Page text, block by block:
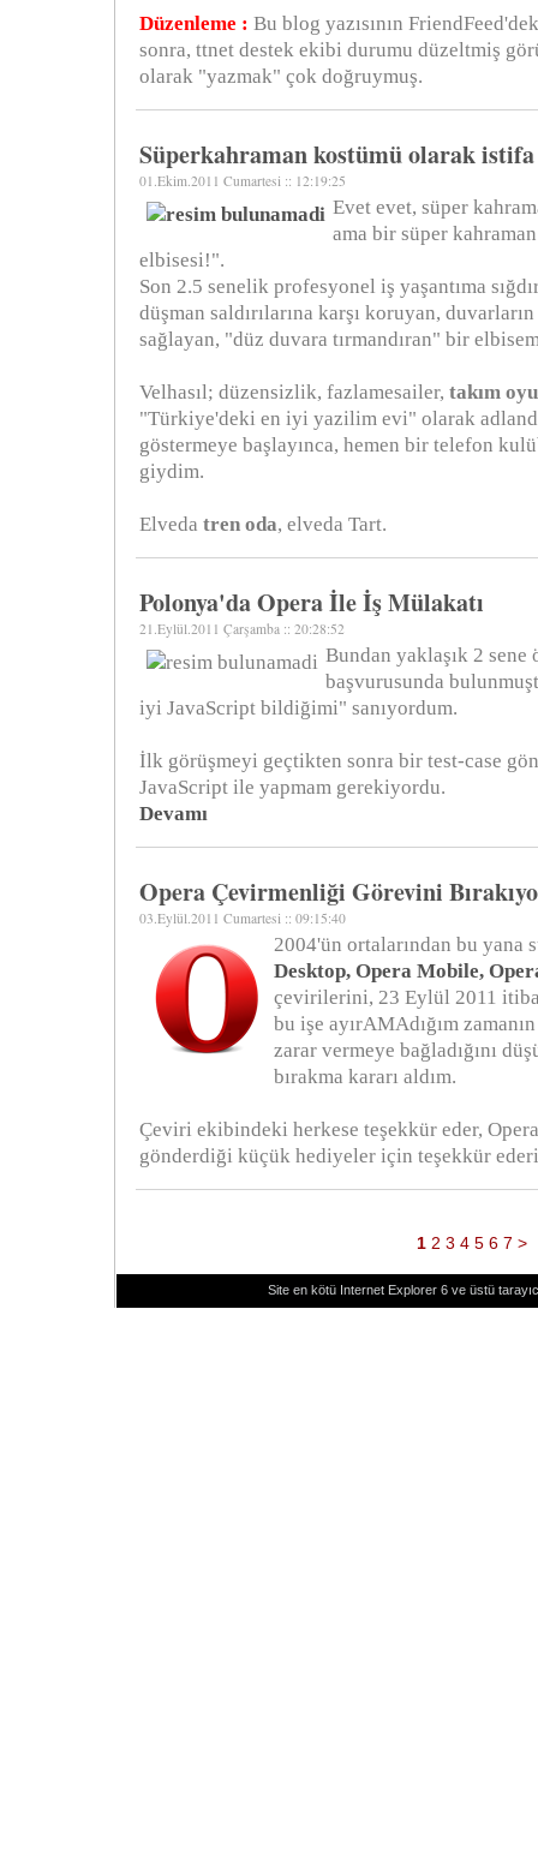
Düzenleme : Bu blog yazısının
sonra, ttnet destek ekibi durumu düzeltmiş
olarak "yazmak" çok doğruymuş.
Süperkahraman kostümü olarak
01.Ekim.2011 Cumartesi :: 12:19:25
Evet evet, süper
ama bir süper
elbisesi!".
Son 2.5 senelik profesyonel iş yaşantıma
düşman saldırılarına karşı koruyan,
sağlayan, "düz duvara tırmandıran" bir
Velhasıl; düzensizlik, fazlamesailer, takım
"Türkiye'deki en iyi yazilim evi" olarak
göstermeye başlayınca, hemen bir telefon
giydim.
Elveda tren oda, elveda Tart.
Polonya'da Opera İle İş Mülakatı
21.Eylül.2011 Çarşamba :: 20:28:52
Bundan yaklaşık 2 sene
başvurusunda
iyi JavaScript bildiğimi" sanıyordum.
İlk görüşmeyi geçtikten sonra bir test-case
JavaScript ile yapmam gerekiyordu.
Devamı
Opera Çevirmenliği Görevini
03.Eylül.2011 Cumartesi :: 09:15:40
2004'ün ortalarından bu yana
Desktop, Opera Mobile,
çevirilerini, 23 Eylül 2011
bu işe ayırAMAdığım
zarar vermeye bağladığını
bırakma kararı aldım.
Çeviri ekibindeki herkese teşekkür eder,
gönderdiği küçük hediyeler için teşekkür
1 2 3 4 5 6 7 >
Site en kötü Internet Explorer 6 ve üstü